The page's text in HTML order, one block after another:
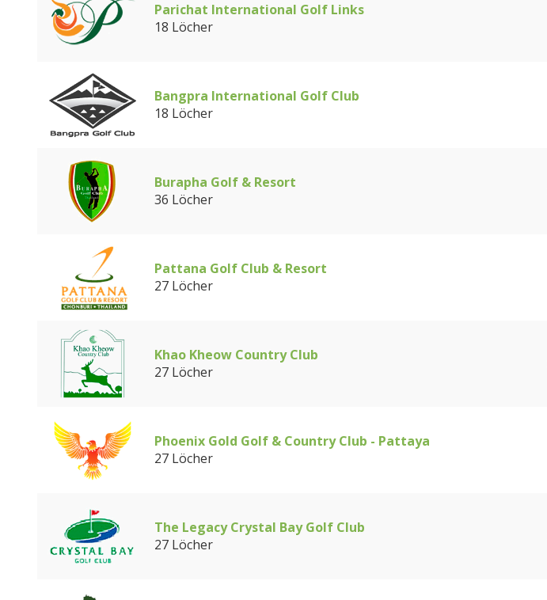
Parichat International Golf Links
18 Löcher
Bangpra International Golf Club
18 Löcher
Burapha Golf & Resort
36 Löcher
Pattana Golf Club & Resort
27 Löcher
Khao Kheow Country Club
27 Löcher
Phoenix Gold Golf & Country Club - Pattaya
27 Löcher
The Legacy Crystal Bay Golf Club
27 Löcher